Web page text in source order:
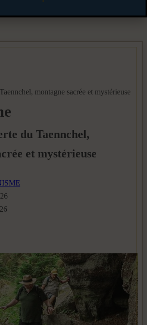
montagne sacrée et mystérieuse
du Taennchel,
et mystérieuse